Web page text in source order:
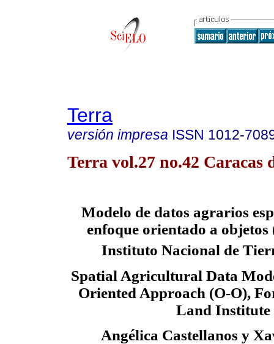
Terra
versión impresa ISSN 1012-
Terra vol.27 no.42 Caracas
Modelo de datos agrarios
enfoque orientado a objetos
Instituto Nacional de
Spatial Agricultural Data
Oriented Approach (O-O),
Land Institute
Angélica Castellanos y